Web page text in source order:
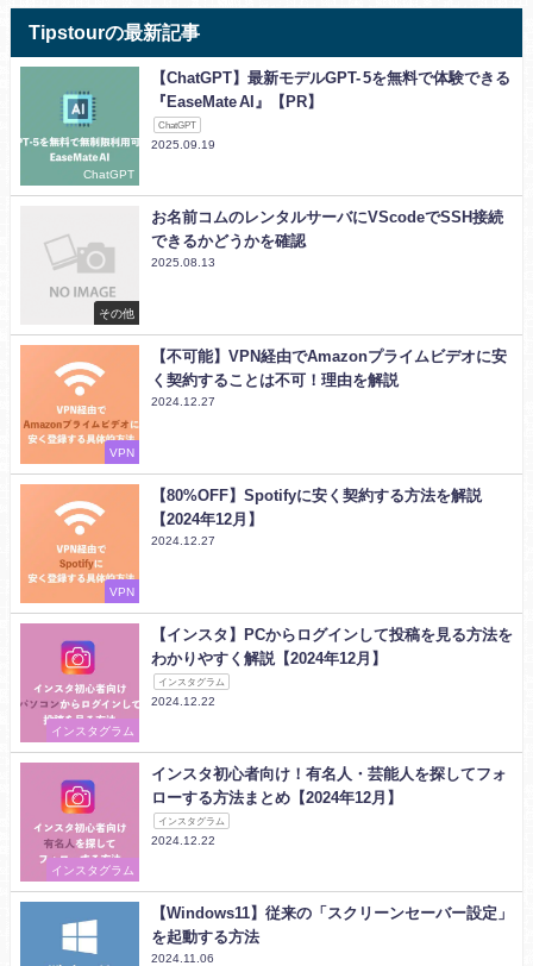
Tipstourの最新記事
ChatGPT
【ChatGPT】最新モデルGPT- 5を無料で体験できる
『EaseMate AI』【PR】
ChatGPT
2025.09.19
その他
お名前コムのレンタルサーバにVScodeでSSH接続
できるかどうかを確認
2025.08.13
VPN
【不可能】VPN経由でAmazonプライムビデオに安
く契約することは不可！理由を解説
2024.12.27
VPN
【80%OFF】Spotifyに安く契約する方法を解説
【2024年12月】
2024.12.27
インスタグラム
【インスタ】PCからログインして投稿を見る方法を
わかりやすく解説【2024年12月】
インスタグラム
2024.12.22
インスタグラム
インスタ初心者向け！有名人・芸能人を探してフォ
ローする方法まとめ【2024年12月】
インスタグラム
2024.12.22
【Windows11】従来の「スクリーンセーバー設定」
を起動する方法
2024.11.06